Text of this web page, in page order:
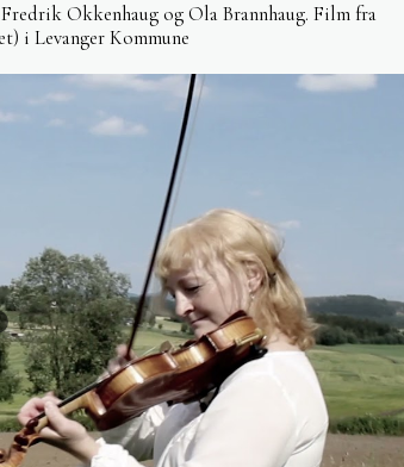
Okkenhaug og Ola Brannhaug. Film fra
i Levanger Kommune